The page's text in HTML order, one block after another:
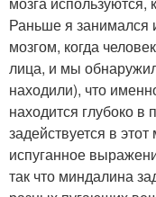
Раньше я занимался
мозгом, когда
лица, и мы
находили), что
находится глубоко в
задействуется в
испуганное
так что миндалина